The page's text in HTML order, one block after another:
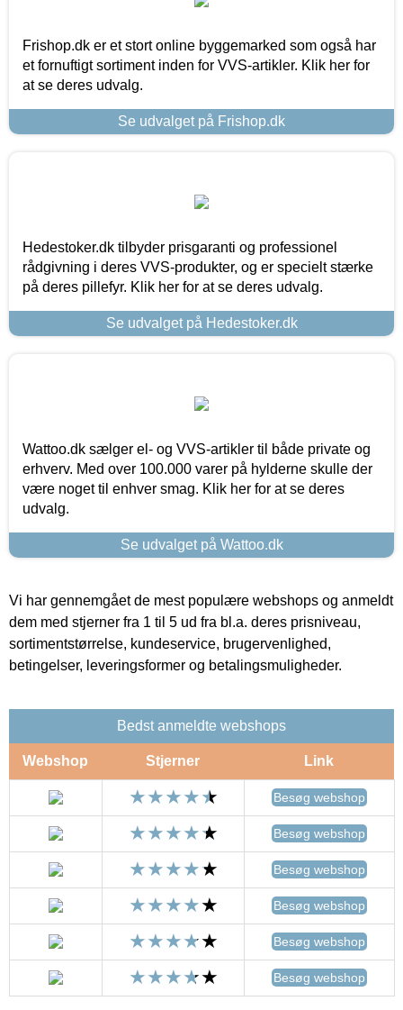
Frishop.dk er et stort online byggemarked som også har
et fornuftigt sortiment inden for VVS-artikler. Klik her for
at se deres udvalg.
Se udvalget på Frishop.dk
Hedestoker.dk tilbyder prisgaranti og professionel
rådgivning i deres VVS-produkter, og er specielt stærke
på deres pillefyr. Klik her for at se deres udvalg.
Se udvalget på Hedestoker.dk
Wattoo.dk sælger el- og VVS-artikler til både private og
erhverv. Med over 100.000 varer på hylderne skulle der
være noget til enhver smag. Klik her for at se deres
udvalg.
Se udvalget på Wattoo.dk
Vi har gennemgået de mest populære webshops og anmeldt
dem med stjerner fra 1 til 5 ud fra bl.a. deres prisniveau,
sortimentstørrelse, kundeservice, brugervenlighed,
betingelser, leveringsformer og betalingsmuligheder.
Bedst anmeldte webshops
Webshop Stjerner Link
Besøg webshop
Besøg webshop
Besøg webshop
Besøg webshop
Besøg webshop
Besøg webshop